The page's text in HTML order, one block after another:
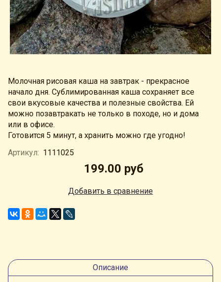
Молочная рисовая каша на завтрак - прекрасное
начало дня. Сублимированная каша сохраняет все
свои вкусовые качества и полезные свойства. Ей
можно позавтракать не только в походе, но и дома
или в офисе.
Готовится 5 минут, а хранить можно где угодно!
Артикул: 1111025
199.00 руб
Добавить в сравнение
Описание